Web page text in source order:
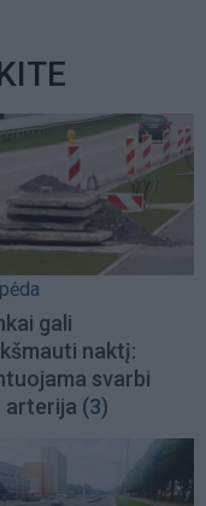
gali
naktį:
svarbi
arterija (3)